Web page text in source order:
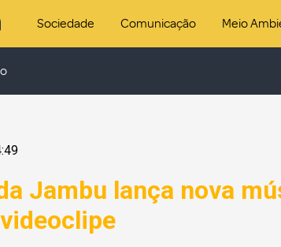
Sociedade Comunicação Meio
Jambu lança nova